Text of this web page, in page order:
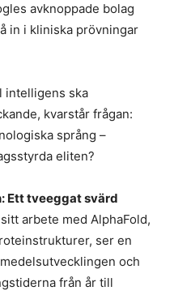
avknoppade bolag
in i kliniska prövningar
intelligens ska
kvarstår frågan:
språng –
eliten?
Ett tveeggat svärd
arbete med AlphaFold,
ser en
och
från år till